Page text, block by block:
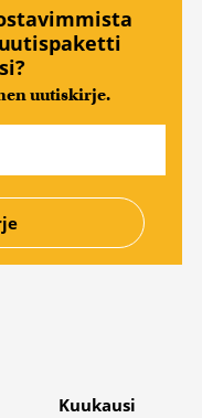
uutiskirje.
Kuukausi